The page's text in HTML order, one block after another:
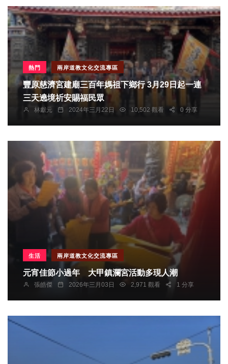
熱門 兩岸道教文化交流專區
豐原慈濟宮建廟三百年媽祖下鄉行 3月29日起一連
三天遶境祈安賜福民眾
林獻元 2024年三月22日 10,502 觀看 0 分享
生活 兩岸道教文化交流專區
元宵佳節小過年 大甲鎮瀾宮活動多現人潮
張皓傑 2026年三月03日 2,971 觀看 1 分享